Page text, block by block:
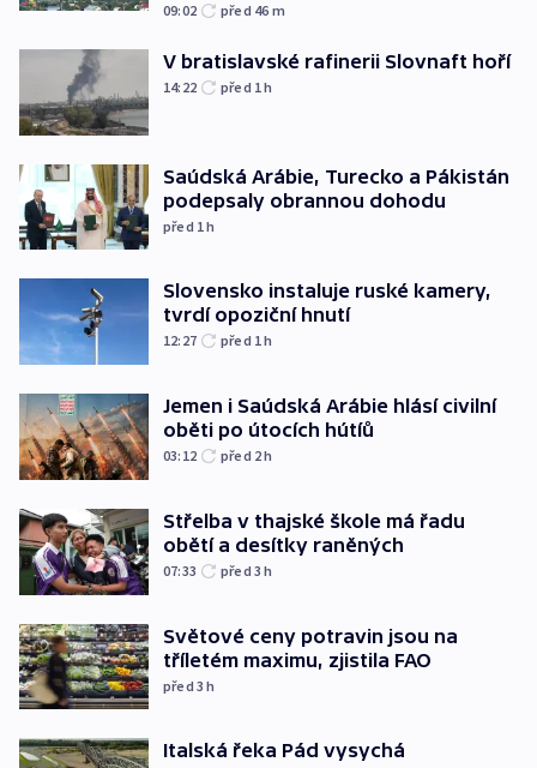
09:02 před 46 m
V bratislavské rafinerii Slovnaft hoří
14:22 před 1h
Saúdská Arábie, Turecko a Pákistán
podepsaly obrannou dohodu
před 1h
Slovensko instaluje ruské kamery,
tvrdí opoziční hnutí
12:27 před 1h
Jemen i Saúdská Arábie hlásí civilní
oběti po útocích hútíů
03:12 před 2h
Střelba v thajské škole má řadu
obětí a desítky raněných
07:33 před 3h
Světové ceny potravin jsou na
tříletém maximu, zjistila FAO
před 3h
Italská řeka Pád vysychá